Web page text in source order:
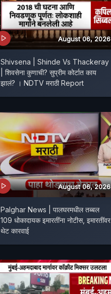
August 06, 2026
Shivsena | Shinde Vs Thackeray
| शिवसेना कुणाची? सुप्रीम कोर्टात काय
झालं? । NDTV मराठी Report
August 06, 2026
Palghar News | पालघरमधील तब्बल
109 धोकादायक इमारतींना नोटीस, इमारतींवर
थेट कारवाई